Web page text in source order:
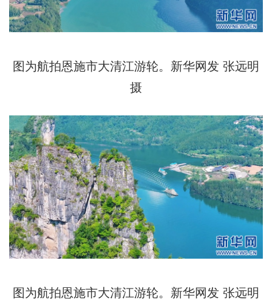
图为航拍恩施市大清江游轮。新华网发 张远明
摄
图为航拍恩施市大清江游轮。新华网发 张远明